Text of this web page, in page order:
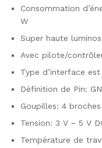
Consommation
W
Super haute
Avec pilote/
Type d’interface est
Définition de Pin:
Goupilles: 4
Tension: 3 V ~ 5 V
Température de